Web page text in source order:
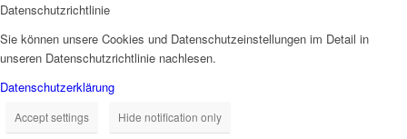
Datenschutzrichtlinie
Sie können unsere Cookies und Datenschutzeinstellungen im Detail in
unseren Datenschutzrichtlinie nachlesen.
Datenschutzerklärung
Accept settings Hide notification only